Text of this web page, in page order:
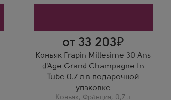
от 33 203
Коньяк Frapin Millesime 30 Ans
d'Age Grand Champagne In
Tube 0.7 л в подарочной
упаковке
Коньяк, Франция, 0,7 л
невероятный вкус кураги и